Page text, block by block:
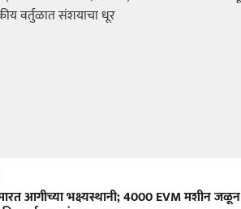
आगीच्या भक्ष्यस्थानी; 4000 EVM मशीन जळून